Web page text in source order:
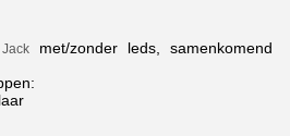
met/zonder leds, samenkomend
Eigenschappen: